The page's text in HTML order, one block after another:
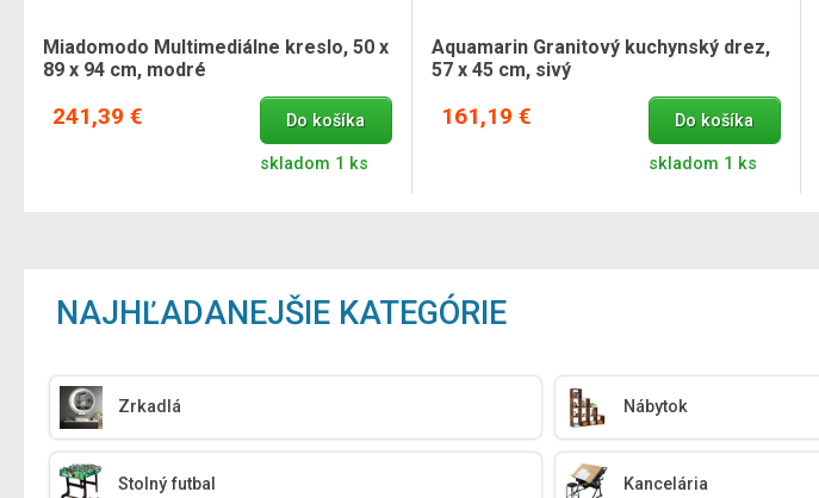
Miadomodo Multimediálne kreslo, 50 x
89 x 94 cm, modré
241,39 € Do košíka
skladom 1 ks
Aquamarin Granitový kuchynský drez,
57 x 45 cm, sivý
161,19 € Do košíka
skladom 1 ks
NAJHĽADANEJŠIE KATEGÓRIE
Zrkadlá Nábytok
Stolný futbal Kancelária